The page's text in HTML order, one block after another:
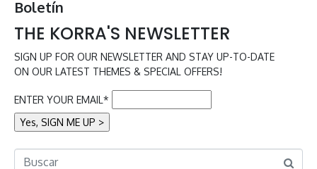
Boletín
THE KORRA'S NEWSLETTER
SIGN UP FOR OUR NEWSLETTER AND STAY UP-TO-DATE
ON OUR LATEST THEMES & SPECIAL OFFERS!
ENTER YOUR EMAIL*